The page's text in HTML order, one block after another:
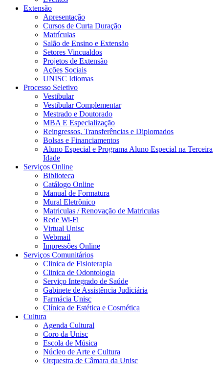
Extensão
Apresentação
Cursos de Curta Duração
Matrículas
Salão de Ensino e Extensão
Setores Vincualdos
Projetos de Extensão
Ações Sociais
UNISC Idiomas
Processo Seletivo
Vestibular
Vestibular Complementar
Mestrado e Doutorado
MBA E Especialização
Reingressos, Transferências e Diplomados
Bolsas e Financiamentos
Aluno Especial e Programa Aluno Especial na Terceira
Idade
Serviços Online
Biblioteca
Catálogo Online
Manual de Formatura
Mural Eletrônico
Matriculas / Renovação de Matriculas
Rede Wi-Fi
Virtual Unisc
Webmail
Impressões Online
Serviços Comunitários
Clinica de Fisioterapia
Clinica de Odontologia
Serviço Integrado de Saúde
Gabinete de Assistência Judiciária
Farmácia Unisc
Clínica de Estética e Cosmética
Cultura
Agenda Cultural
Coro da Unisc
Escola de Música
Núcleo de Arte e Cultura
Orquestra de Câmara da Unisc